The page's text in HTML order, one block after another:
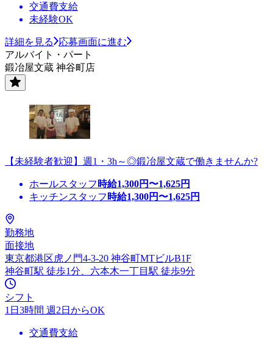
交通費支給
未経験OK
詳細を見る
応募画面に進む
アルバイト・パート
鍛冶屋文蔵 神谷町店
【未経験者歓迎】週1・3h～◎鍛冶屋文蔵で働きませんか?
ホールスタッフ 時給1,300円〜1,625円
キッチンスタッフ 時給1,300円〜1,625円
勤務地
面接地
東京都港区虎ノ門4-3-20 神谷町MTビルB1F
神谷町駅 徒歩1分、六本木一丁目駅 徒歩9分
シフト
1日3時間 週2日からOK
交通費支給